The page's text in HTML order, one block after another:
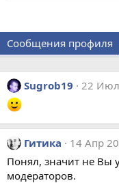
Сообщения профиля
Sugrob19 22
Гитика
14 Апр
Понял, значит не Вы
модераторов.